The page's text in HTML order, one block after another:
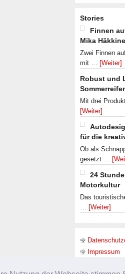
Stories
Finnen
Mika
Zwei Finnen
mit … [Weiter]
Robust und
Mit drei
[Weiter]
für die
Ob als
gesetzt …
24
Motorkultur
Das
… [Weiter]
Impressum